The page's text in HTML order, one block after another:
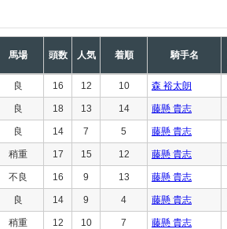
馬場 頭数 人気 着順 騎手名
良 16 12 10 森 裕太朗
良 18 13 14 藤懸 貴志
良 14 7 5 藤懸 貴志
稍重 17 15 12 藤懸 貴志
不良 16 9 13 藤懸 貴志
良 14 9 4 藤懸 貴志
稍重 12 10 7 藤懸 貴志